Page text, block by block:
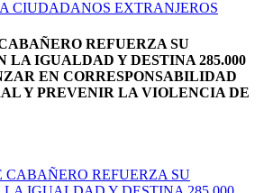
REFUERZA SU
LA IGUALDAD Y DESTINA 285.000
EN CORRESPONSABILIDAD
Y PREVENIR LA VIOLENCIA DE